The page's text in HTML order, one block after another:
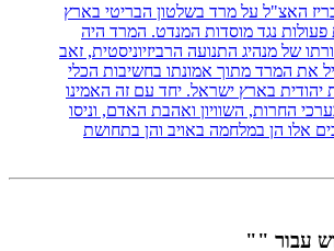
לפברואר 1944 הכריז האצ"ל על מרד בשלטון הבריטי בארץ
נגד מוסדות המנדט. המרד היה
של מנהיג התנועה הרביזיוניסטית, זאב
את המרד מתוך אמונתו בחשיבות הכלי
יהודית בארץ ישראל. יחד עם זה האמינו
החרות, השוויון ואהבת האדם, וניסו
אלו הן במלחמה באויב והן בתחושת